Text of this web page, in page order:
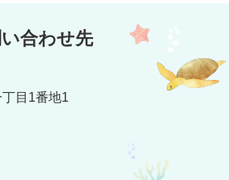
合わせ先
目1番地1